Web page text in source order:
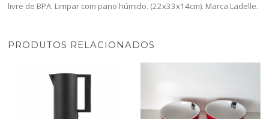
livre de BPA. Limpar com pano húmido. (22x33x14cm). Marca Ladelle.
PRODUTOS RELACIONADOS